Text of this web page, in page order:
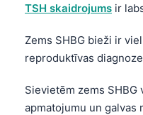
TSH skaidrojums ir
Zems SHBG bieži ir
reproduktīvas
Sievietēm zems
apmatojumu un galvas
سنڌي
অসমীয়া
Galego
Македонски јазик